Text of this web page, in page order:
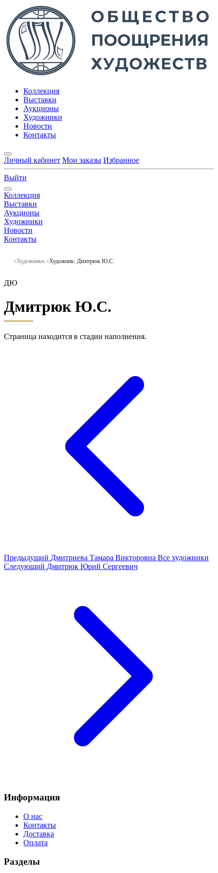
Коллекция
Выставки
Аукционы
Художники
Новости
Контакты
Личный кабинет Мои заказы Избранное
Выйти
Коллекция
Выставки
Аукционы
Художники
Новости
Контакты
Художники Художник: Дмитрюк Ю.С.
ДЮ
Дмитрюк Ю.С.
Страница находится в стадии наполнения.
Предыдущий Дмитриева Тамара Викторовна Все художники
Следующий Дмитрюк Юрий Сергеевич
Информация
О нас
Контакты
Доставка
Оплата
Разделы